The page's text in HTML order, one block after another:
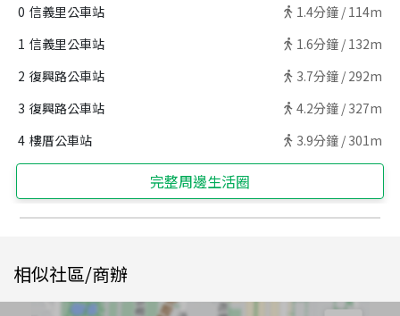
0 信義里公車站 1.4分鐘 / 114m
1 信義里公車站 1.6分鐘 / 132m
2 復興路公車站 3.7分鐘 / 292m
3 復興路公車站 4.2分鐘 / 327m
4 樓厝公車站 3.9分鐘 / 301m
完整周邊生活圈
相似社區/商辦